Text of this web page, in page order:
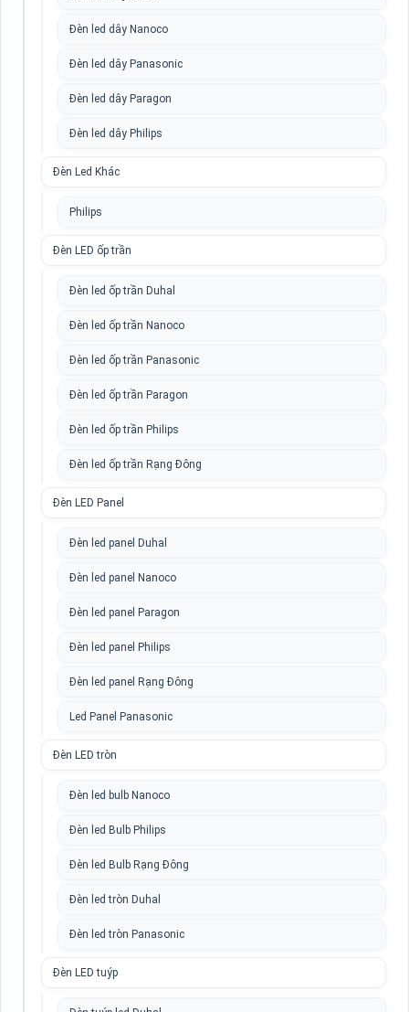
Đèn led dây Nanoco
Đèn led dây Panasonic
Đèn led dây Paragon
Đèn led dây Philips
Đèn Led Khác
Philips
Đèn LED ốp trần
Đèn led ốp trần Duhal
Đèn led ốp trần Nanoco
Đèn led ốp trần Panasonic
Đèn led ốp trần Paragon
Đèn led ốp trần Philips
Đèn led ốp trần Rạng Đông
Đèn LED Panel
Đèn led panel Duhal
Đèn led panel Nanoco
Đèn led panel Paragon
Đèn led panel Philips
Đèn led panel Rạng Đông
Led Panel Panasonic
Đèn LED tròn
Đèn led bulb Nanoco
Đèn led Bulb Philips
Đèn led Bulb Rạng Đông
Đèn led tròn Duhal
Đèn led tròn Panasonic
Đèn LED tuýp